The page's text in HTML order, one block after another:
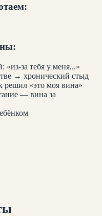
за тебя у меня...»
→ хронический стыд
решил «это моя вина»
— вина за